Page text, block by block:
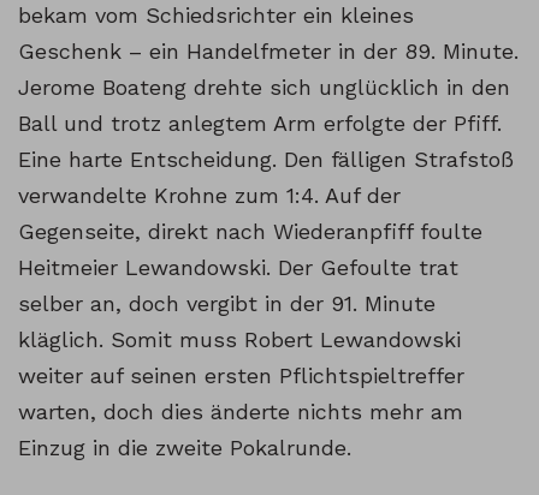
bekam vom Schiedsrichter ein kleines
Geschenk – ein Handelfmeter in der 89. Minute.
Jerome Boateng drehte sich unglücklich in den
Ball und trotz anlegtem Arm erfolgte der Pfiff.
Eine harte Entscheidung. Den fälligen Strafstoß
verwandelte Krohne zum 1:4. Auf der
Gegenseite, direkt nach Wiederanpfiff foulte
Heitmeier Lewandowski. Der Gefoulte trat
selber an, doch vergibt in der 91. Minute
kläglich. Somit muss Robert Lewandowski
weiter auf seinen ersten Pflichtspieltreffer
warten, doch dies änderte nichts mehr am
Einzug in die zweite Pokalrunde.